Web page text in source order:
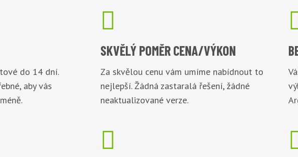
do 14 dní.
aby vás

SKVĚLÝ POMĚRCENA/VÝKON
Za skvělou cenu vám umíme nabídnout to
nejlepší. Žádná zastaralá řešení, žádné
neaktualizované verze.
